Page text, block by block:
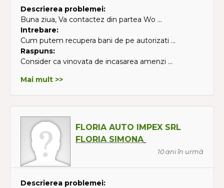
Descrierea problemei:
Buna ziua, Va contactez din partea Wo ...
Intrebare:
Cum putem recupera bani de pe autorizati ...
Raspuns:
Consider ca vinovata de incasarea amenzi ...
Mai mult >>
FLORIA AUTO IMPEX SRL
FLORIA SIMONA
10 ani în urmă
Descrierea problemei: